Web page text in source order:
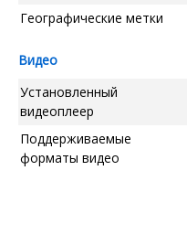
Географические метки
Видео
Установленный
видеоплеер
Поддерживаемые
форматы видео